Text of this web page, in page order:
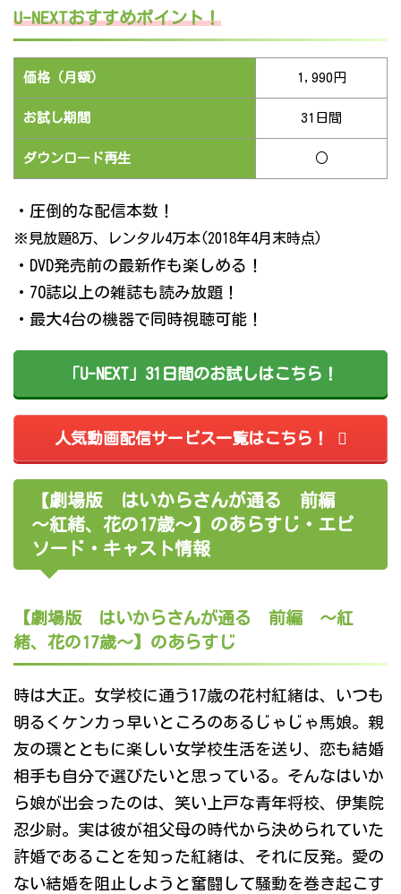
U-NEXTおすすめポイント！
価格（月額） 1,990円
お試し期間 31日間
ダウンロード再生 ○
・圧倒的な配信本数！
※見放題8万、レンタル4万本(2018年4月末時点)
・DVD発売前の最新作も楽しめる！
・70誌以上の雑誌も読み放題！
・最大4台の機器で同時視聴可能！
「U-NEXT」31日間のお試しはこちら！
人気動画配信サービス一覧はこちら！
【劇場版 はいからさんが通る 前編
～紅緒、花の17歳～】のあらすじ・エピ
ソード・キャスト情報
【劇場版 はいからさんが通る 前編 ～紅
緒、花の17歳～】のあらすじ
時は大正。女学校に通う17歳の花村紅緒は、いつも
明るくケンカっ早いところのあるじゃじゃ馬娘。親
友の環とともに楽しい女学校生活を送り、恋も結婚
相手も自分で選びたいと思っている。そんなはいか
ら娘が出会ったのは、笑い上戸な青年将校、伊集院
忍少尉。実は彼が祖父母の時代から決められていた
許婚であることを知った紅緒は、それに反発。愛の
ない結婚を阻止しようと奮闘して騒動を巻き起こす